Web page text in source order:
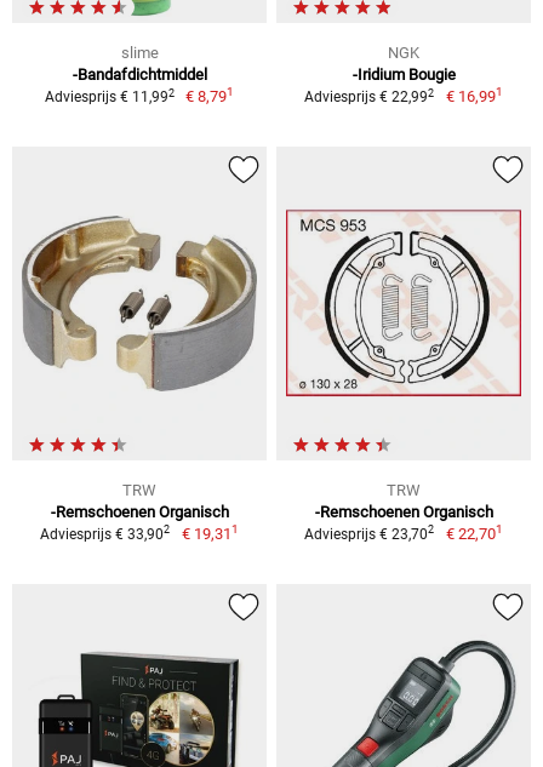
slime
-Bandafdichtmiddel
Adviesprijs € 11,992 € 8,791
NGK
-Iridium Bougie
Adviesprijs € 22,992 € 16,991
TRW
-Remschoenen Organisch
Adviesprijs € 33,902 € 19,311
TRW
-Remschoenen Organisch
Adviesprijs € 23,702 € 22,701